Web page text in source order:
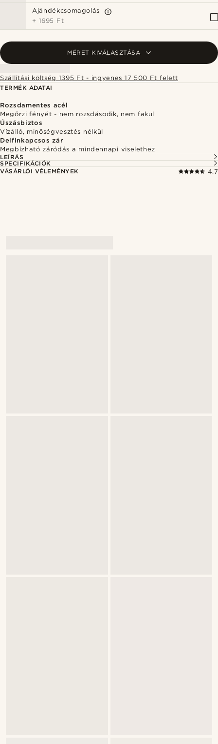
Ajándékcsomagolás
+ 1695 Ft
MÉRET KIVÁLASZTÁSA
Szállítási költség 1395 Ft - ingyenes 17 500 Ft felett
TERMÉK ADATAI
Rozsdamentes acél
Megőrzi fényét - nem rozsdásodik, nem fakul
Úszásbiztos
Vízálló, minőségvesztés nélkül
Delfinkapcsos zár
Megbízható záródás a mindennapi viselethez
LEÍRÁS
SPECIFIKÁCIÓK
VÁSÁRLÓI VÉLEMÉNYEK
4.7